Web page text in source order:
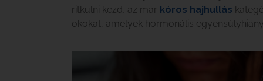
ritkulni kezd, az már kóros hajhullás
okokat, amelyek hormonális